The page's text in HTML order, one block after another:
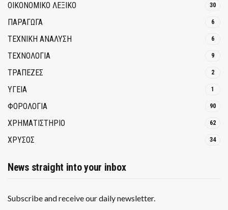
ΟΙΚΟΝΟΜΙΚΟ ΛΕΞΙΚΟ 30
ΠΑΡΑΓΩΓΑ 6
ΤΕΧΝΙΚΗ ΑΝΑΛΥΣΗ 6
ΤΕΧΝΟΛΟΓΙΑ 9
ΤΡΆΠΕΖΕΣ 2
ΥΓΕΙΑ 1
ΦΟΡΟΛΟΓΙΑ 90
ΧΡΗΜΑΤΙΣΤΗΡΙΟ 62
ΧΡΥΣΟΣ 34
News straight into your inbox
Subscribe and receive our daily newsletter.